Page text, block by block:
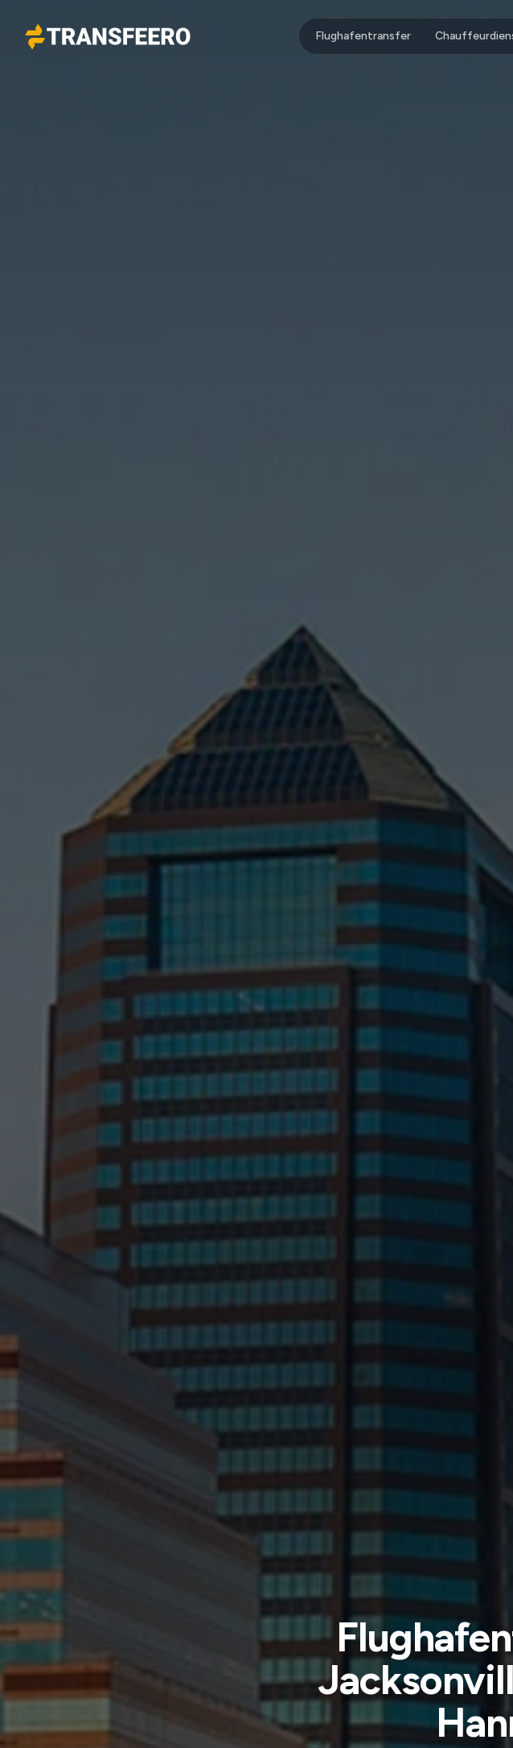
Transfeero
Flughafentransfer